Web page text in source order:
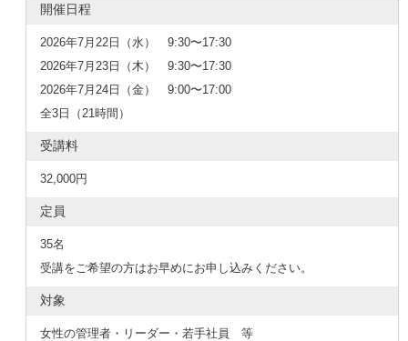
開催日程
2026年7月22日（水） 9:30〜17:30
2026年7月23日（木） 9:30〜17:30
2026年7月24日（金） 9:00〜17:00
全3日（21時間）
受講料
32,000円
定員
35名
受講をご希望の方はお早めにお申し込みください。
対象
女性の管理者・リーダー・若手社員 等